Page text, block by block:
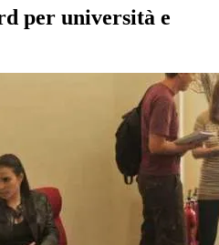
per università e